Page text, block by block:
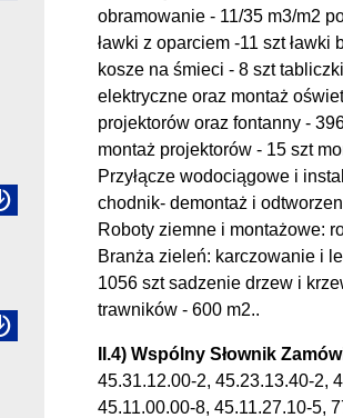
obramowanie - 11/35 m3/m2
ławki z oparciem -11 szt ławki
kosze na śmieci - 8 szt
elektryczne oraz montaż
projektorów oraz fontanny -
montaż projektorów - 15 szt
Przyłącze wodociągowe i
chodnik- demontaż i
Roboty ziemne i montażowe:
Branża zieleń: karczowanie i
1056 szt sadzenie drzew i
trawników - 600 m2..
II.4) Wspólny Słownik
45.31.12.00-2, 45.23.13.40-2,
45.11.00.00-8, 45.11.27.10-5,